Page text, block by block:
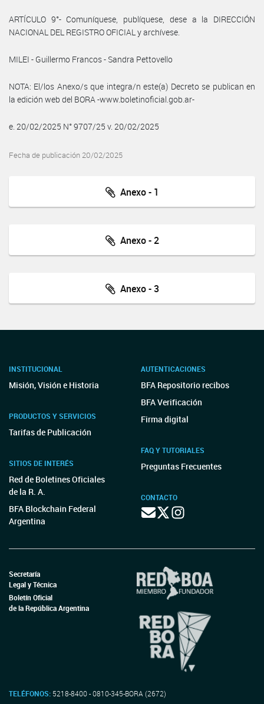
ARTÍCULO 9°- Comuníquese, publíquese, dese a la DIRECCIÓN
NACIONAL DEL REGISTRO OFICIAL y archívese.
MILEI - Guillermo Francos - Sandra Pettovello
NOTA: El/los Anexo/s que integra/n este(a) Decreto se publican en
la edición web del BORA -www.boletinoficial.gob.ar-
e. 20/02/2025 N° 9707/25 v. 20/02/2025
Fecha de publicación 20/02/2025
Anexo - 1
Anexo - 2
Anexo - 3
INSTITUCIONAL
Misión, Visión e Historia
PRODUCTOS Y SERVICIOS
Tarifas de Publicación
SITIOS DE INTERÉS
Red de Boletines Oficiales
de la R. A.
BFA Blockchain Federal
Argentina
AUTENTICACIONES
BFA Repositorio recibos
BFA Verificación
Firma digital
FAQ Y TUTORIALES
Preguntas Frecuentes
CONTACTO
Secretaría
Legal y Técnica
Boletín Oficial
de la República Argentina
TELÉFONOS: 5218-8400 - 0810-345-BORA (2672)